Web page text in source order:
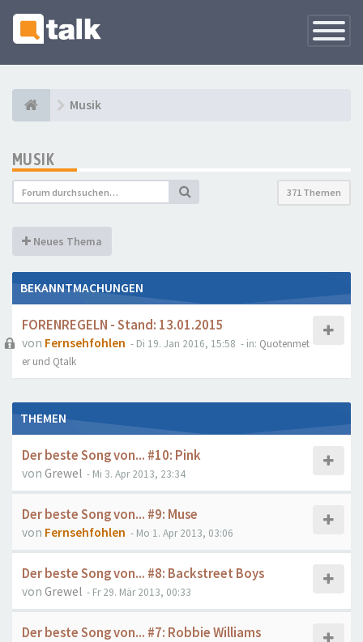
Musik
MUSIK
371 Themen
Neues Thema
BEKANNTMACHUNGEN
FORENREGELN - Stand: 13.01.2015
von Fernsehfohlen - Di 19. Jan 2016, 15:58 - in: Quotenmet
er und Qtalk
THEMEN
Der beste Song von... #10: Pink
von Grewel - Mi 3. Apr 2013, 23:34
Der beste Song von... #9: Muse
von Fernsehfohlen - Mo 1. Apr 2013, 03:06
Der beste Song von... #8: Backstreet Boys
von Grewel - Fr 29. Mär 2013, 00:33
Der beste Song von... #7: Robbie Williams